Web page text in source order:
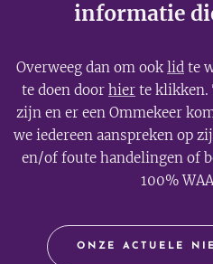
informatie
Overweeg dan om ooklid te
te doen door hier te klikken.
zijn en er een Ommekeer
we iedereen aanspreken op
en/of foute handelingen of
100%
ONZE ACTUELE